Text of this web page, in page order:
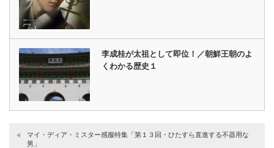
李成桂が太祖として即位！／朝鮮王朝のよ
くわかる歴史１
マイ・ディア・ミスター感服特集「第１３回・ひたすら直進する不器用な
男」